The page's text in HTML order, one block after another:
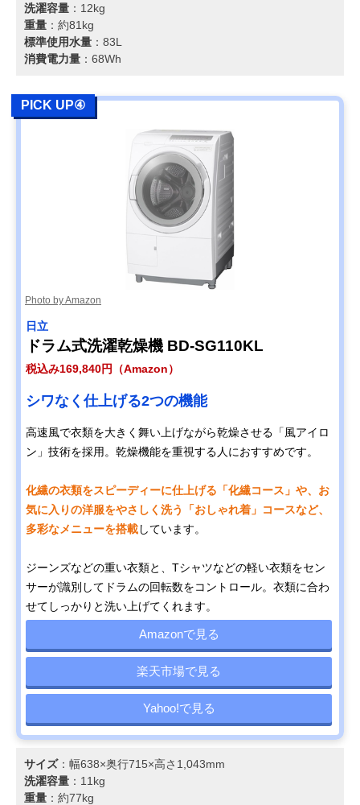
洗濯容量 ：12kg
重量 ：約81kg
標準使用水量 ：83L
消費電力量 ：68Wh
PICK UP④
Photo by Amazon
日立
ドラム式洗濯乾燥機 BD-SG110KL
税込み169,840円（Amazon）
シワなく仕上げる2つの機能
高速風で衣類を大きく舞い上げながら乾燥させる「風アイロ
ン」技術を採用。乾燥機能を重視する人におすすめです。
化繊の衣類をスピーディーに仕上げる「化繊コース」や、お
気に入りの洋服をやさしく洗う「おしゃれ着」コースなど、
多彩なメニューを搭載しています。
ジーンズなどの重い衣類と、Tシャツなどの軽い衣類をセン
サーが識別してドラムの回転数をコントロール。衣類に合わ
せてしっかりと洗い上げてくれます。
Amazonで見る
楽天市場で見る
Yahoo!で見る
サイズ：幅638×奥行715×高さ1,043mm
洗濯容量 ：11kg
重量 ：約77kg